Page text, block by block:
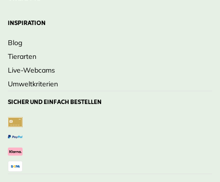
INSPIRATION
Blog
Tierarten
Live-Webcams
Umweltkriterien
SICHER UND EINFACH BESTELLEN